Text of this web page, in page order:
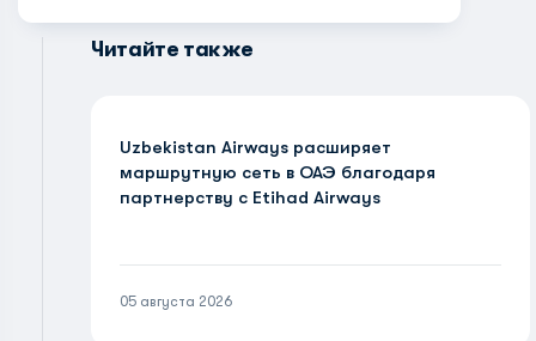
Читайте также
Uzbekistan Airways расширяет
маршрутную сеть в ОАЭ благодаря
партнерству с Etihad Airways
05 августа 2026